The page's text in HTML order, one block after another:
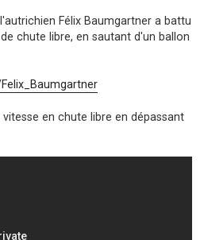
Félix Baumgartner a battu
chute libre, en sautant d'un ballon
vitesse en chute libre en dépassant